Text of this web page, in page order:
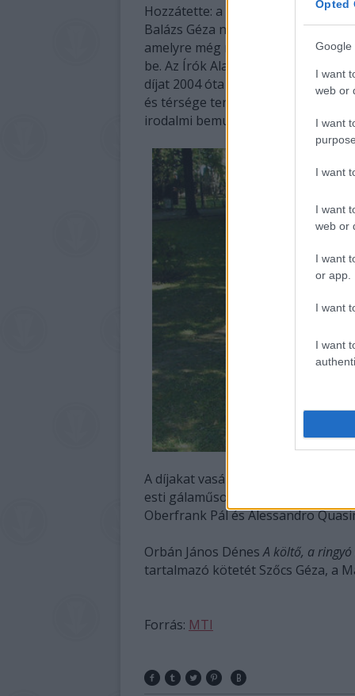
Opted
Google
I want
web or
I want
I want
I want
web or
I want
or app.
I want
I want
Hozzátette: a hagyományokhoz
Balázs Géza nyelvésznek ítélt a
amelyre még nem publikált és
be. Az Írók Alapítványa, valamint
díjat 2004 óta minden évben
és térsége természeti, kulturális
irodalmi bemutatása.
A díjakat vasárnap délután ötkor
esti gálaműsor keretében a
Oberfrank Pál és Alessandro
Orbán János DénesA költő, a
tartalmazó kötetét Szőcs Géza, a
Forrás: MTI